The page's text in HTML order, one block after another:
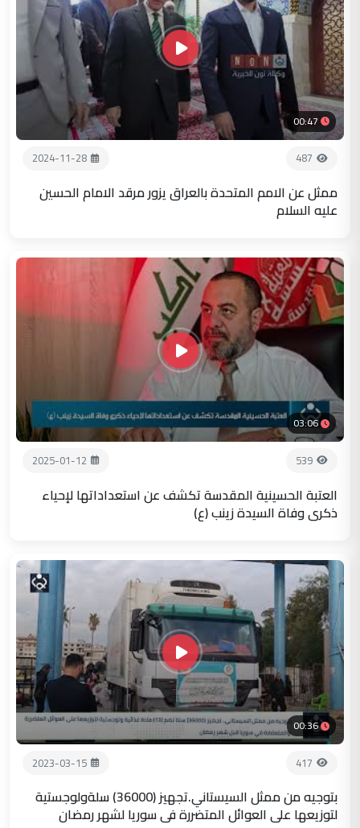
00:47
487
2024-11-28
ممثل عن الامم المتحدة بالعراق يزور مرقد الامام الحسين
عليه السلام
03:06
539
2025-01-12
العتبة الحسينية المقدسة تكشف عن استعداداتها لإحياء
ذكرى وفاة السيدة زينب (ع)
00:36
417
2023-03-15
بتوجيه من ممثل السيستاني.تجهيز (36000) سلةولوجستية
لتوزيعها على العوائل المتضررة في سوريا لشهر رمضان